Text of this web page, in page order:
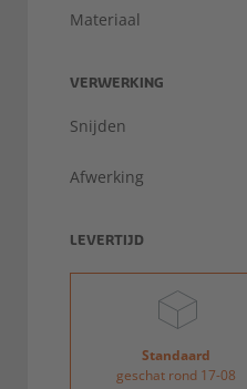
Materiaal
VERWERKING
Snijden
Afwerking
LEVERTIJD
Standaard
geschat rond 17-08